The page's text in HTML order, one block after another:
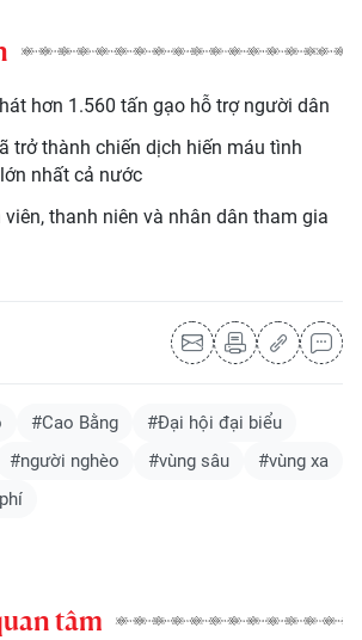
hơn 1.560 tấn gạo hỗ trợ người dân
trở thành chiến dịch hiến máu tình
nhất cả nước
thanh niên và nhân dân tham gia
#Cao Bằng
#Đại hội đại biểu
#người nghèo #vùng sâu
#vùng xa
tâm